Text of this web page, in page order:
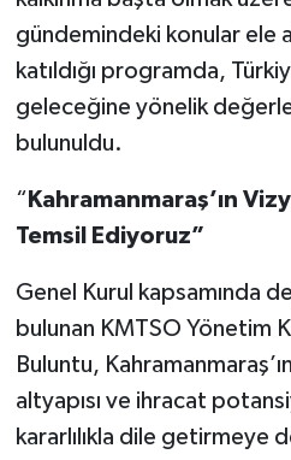
gündemindeki konular ele
katıldığı programda,
geleceğine yönelik
bulunuldu.
“ Kahramanmaraş’ın
Temsil Ediyoruz”
Genel Kurul kapsamında
bulunan KMTSO Yönetim
Buluntu,
altyapısı ve ihracat
kararlılıkla dile getirmeye